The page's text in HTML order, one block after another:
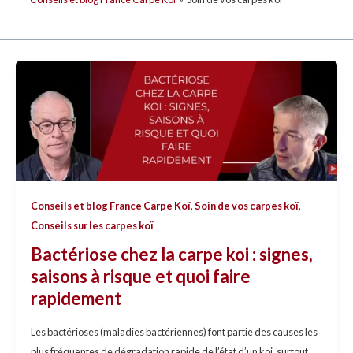
Conseils et blog France Carpe Koï,Soin de vos carpes koï,
Conseils sur les carpes koï
Bactériose chez la carpe koi : signes,
saisons à risque et quoi faire
rapidement
Les bactérioses (maladies bactériennes) font partie des causes les
chez
la
carpe
koi
:
saisons
à
risque
quoi
faire
rapidement